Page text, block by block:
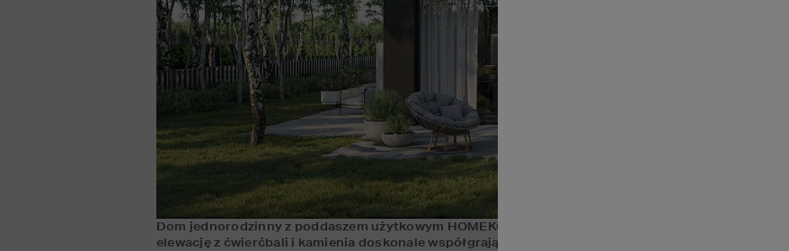
Dom jednorodzinny z poddaszem użytkowym HOMEKONCEPT 100 z kategorii
elewację z ćwierćbali i kamienia doskonale współgrają z wieloformatowymi przeszkleniami budynku.